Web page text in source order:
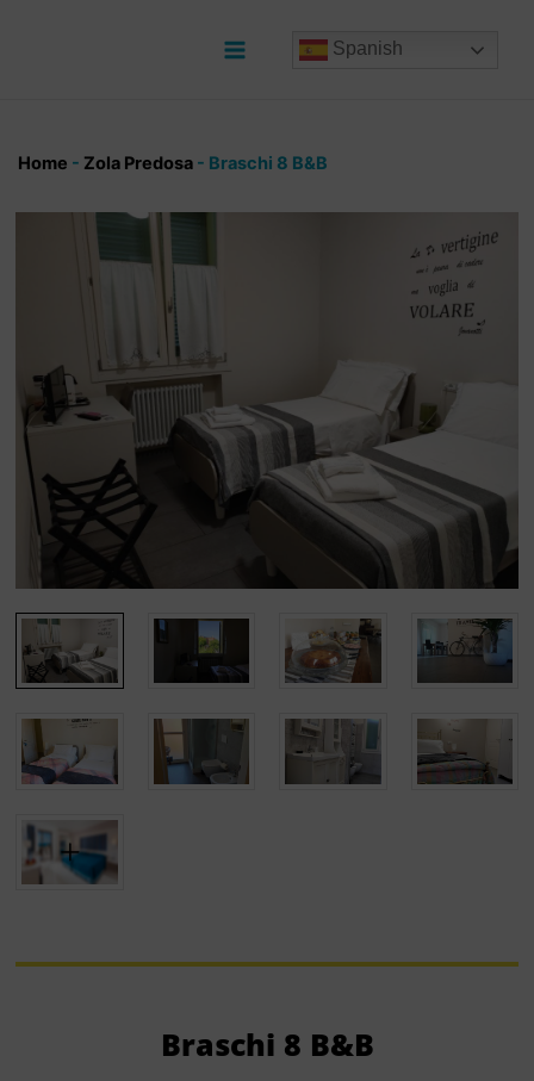
Spanish
Home - Zola Predosa- Braschi 8 B&B
Braschi 8 B&B